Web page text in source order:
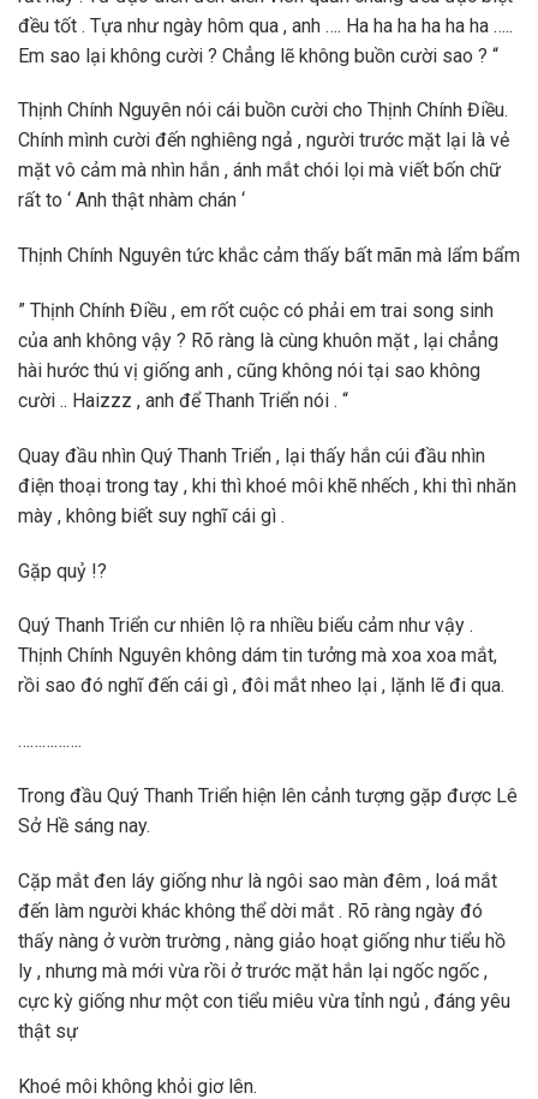
đều tốt . Tựa như ngày hôm qua , anh …. Ha ha ha ha ha ha …..
Em sao lại không cười ? Chẳng lẽ không buồn cười sao ? “
Thịnh Chính Nguyên nói cái buồn cười cho Thịnh Chính Điều.
Chính mình cười đến nghiêng ngả , người trước mặt lại là vẻ
mặt vô cảm mà nhìn hắn , ánh mắt chói lọi mà viết bốn chữ
rất to ‘ Anh thật nhàm chán ‘
Thịnh Chính Nguyên tức khắc cảm thấy bất mãn mà lẩm bẩm
” Thịnh Chính Điều , em rốt cuộc có phải em trai song sinh
của anh không vậy ? Rõ ràng là cùng khuôn mặt , lại chẳng
hài hước thú vị giống anh , cũng không nói tại sao không
cười .. Haizzz , anh để Thanh Triển nói . “
Quay đầu nhìn Quý Thanh Triển , lại thấy hắn cúi đầu nhìn
điện thoại trong tay , khi thì khoé môi khẽ nhếch , khi thì nhăn
mày , không biết suy nghĩ cái gì .
Gặp quỷ !?
Quý Thanh Triển cư nhiên lộ ra nhiều biểu cảm như vậy .
Thịnh Chính Nguyên không dám tin tưởng mà xoa xoa mắt,
rồi sao đó nghĩ đến cái gì , đôi mắt nheo lại , lặnh lẽ đi qua.
…………….
Trong đầu Quý Thanh Triển hiện lên cảnh tượng gặp được Lê
Sở Hề sáng nay.
Cặp mắt đen láy giống như là ngôi sao màn đêm , loá mắt
đến làm người khác không thể dời mắt . Rõ ràng ngày đó
thấy nàng ở vườn trường , nàng giảo hoạt giống như tiểu hồ
ly , nhưng mà mới vừa rồi ở trước mặt hắn lại ngốc ngốc ,
cực kỳ giống như một con tiểu miêu vừa tỉnh ngủ , đáng yêu
thật sự
Khoé môi không khỏi giơ lên.